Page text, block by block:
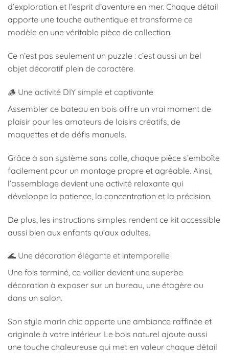
d’exploration et l’esprit d’aventure en mer. Chaque détail
apporte une touche authentique et transforme ce
modèle en une véritable pièce de collection.
Ce n’est pas seulement un puzzle : c’est aussi un bel
objet décoratif plein de caractère.
🪵 Une activité DIY simple et captivante
Assembler ce bateau en bois offre un vrai moment de
plaisir pour les amateurs de loisirs créatifs, de
maquettes et de défis manuels.
Grâce à son système sans colle, chaque pièce s’emboîte
facilement pour un montage propre et agréable. Ainsi,
l’assemblage devient une activité relaxante qui
développe la patience, la concentration et la précision.
De plus, les instructions simples rendent ce kit accessible
aussi bien aux enfants qu’aux adultes.
🌊 Une décoration élégante et intemporelle
Une fois terminé, ce voilier devient une superbe
décoration à exposer sur un bureau, une étagère ou
dans un salon.
Son style marin chic apporte une ambiance raffinée et
originale à votre intérieur. Le bois naturel ajoute aussi
une touche chaleureuse qui met en valeur chaque détail